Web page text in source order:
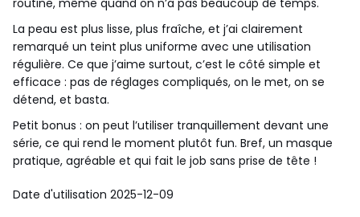
routine, même quand on n’a pas beaucoup de temps.
La peau est plus lisse, plus fraîche, et j’ai clairement
remarqué un teint plus uniforme avec une utilisation
régulière. Ce que j’aime surtout, c’est le côté simple et
efficace : pas de réglages compliqués, on le met, on se
détend, et basta.
Petit bonus : on peut l’utiliser tranquillement devant une
série, ce qui rend le moment plutôt fun. Bref, un masque
pratique, agréable et qui fait le job sans prise de tête !
Date d'utilisation 2025-12-09